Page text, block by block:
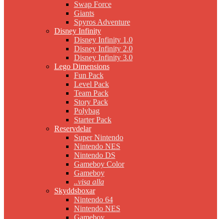
Swap Force
Giants
Spyros Adventure
Disney Infinity
Disney Infinity 1.0
Disney Infinity 2.0
Disney Infinity 3.0
Lego Dimensions
Fun Pack
Level Pack
Team Pack
Story Pack
Polybag
Starter Pack
Reservdelar
Super Nintendo
Nintendo NES
Nintendo DS
Gameboy Color
Gameboy
..visa alla
Skyddsboxar
Nintendo 64
Nintendo NES